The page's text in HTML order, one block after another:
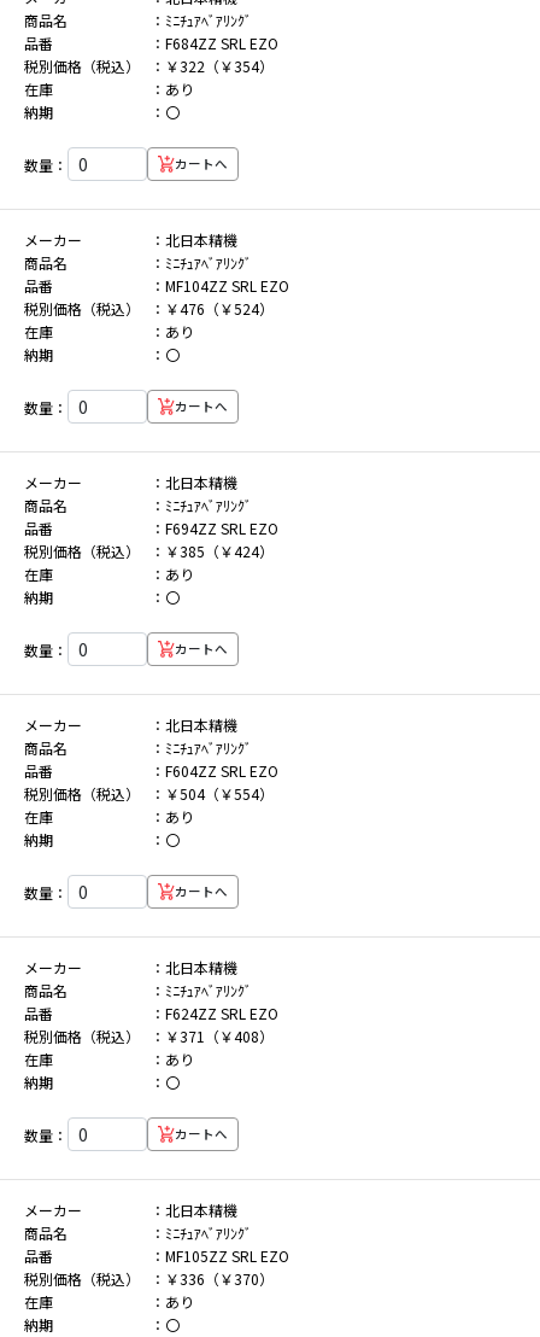
商品名
ﾐﾆﾁｭｱﾍﾞｱﾘﾝｸﾞ
品番
F684ZZ SRL EZO
税別価格（税込）
￥322（￥354）
在庫
あり
納期
〇
数量： カートへ
メーカー
北日本精機
商品名
ﾐﾆﾁｭｱﾍﾞｱﾘﾝｸﾞ
品番
MF104ZZ SRL EZO
税別価格（税込）
￥476（￥524）
在庫
あり
納期
〇
数量： カートへ
メーカー
北日本精機
商品名
ﾐﾆﾁｭｱﾍﾞｱﾘﾝｸﾞ
品番
F694ZZ SRL EZO
税別価格（税込）
￥385（￥424）
在庫
あり
納期
〇
数量： カートへ
メーカー
北日本精機
商品名
ﾐﾆﾁｭｱﾍﾞｱﾘﾝｸﾞ
品番
F604ZZ SRL EZO
税別価格（税込）
￥504（￥554）
在庫
あり
納期
〇
数量： カートへ
メーカー
北日本精機
商品名
ﾐﾆﾁｭｱﾍﾞｱﾘﾝｸﾞ
品番
F624ZZ SRL EZO
税別価格（税込）
￥371（￥408）
在庫
あり
納期
〇
数量： カートへ
メーカー
北日本精機
商品名
ﾐﾆﾁｭｱﾍﾞｱﾘﾝｸﾞ
品番
MF105ZZ SRL EZO
税別価格（税込）
￥336（￥370）
在庫
あり
納期
〇